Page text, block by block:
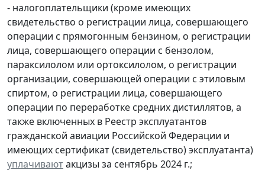
- налогоплательщики (кроме имеющих
свидетельство о регистрации лица, совершающего
операции с прямогонным бензином, о регистрации
лица, совершающего операции с бензолом,
параксилолом или ортоксилолом, о регистрации
организации, совершающей операции с этиловым
спиртом, о регистрации лица, совершающего
операции по переработке средних дистиллятов, а
также включенных в Реестр эксплуатантов
гражданской авиации Российской Федерации и
имеющих сертификат (свидетельство) эксплуатанта)
уплачиваютакцизы за сентябрь 2024 г.;